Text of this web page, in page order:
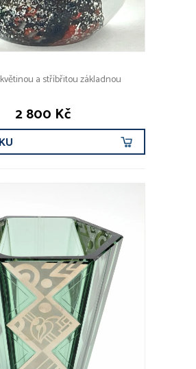
a stříbřitou základnou
2 800 Kč